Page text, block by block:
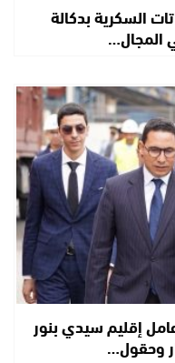
السكرية بدكالة
المجال…
إقليم سيدي بنور
وحقول…